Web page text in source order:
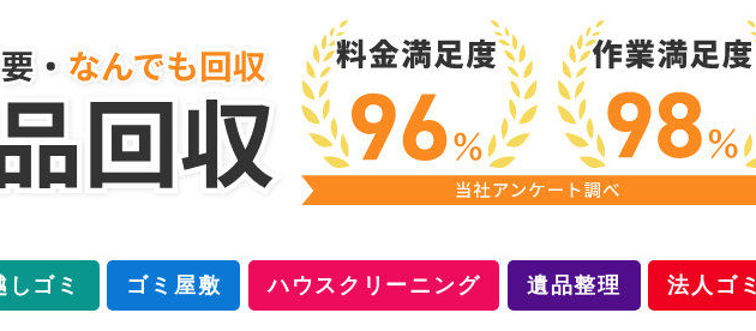
しゴミ ゴミ屋敷 ハウスクリーニング 遺品整理 法人ゴミ